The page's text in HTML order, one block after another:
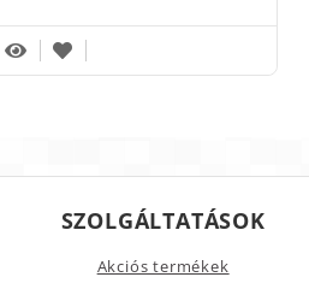
SZOLGÁLTATÁSOK
Akciós termékek